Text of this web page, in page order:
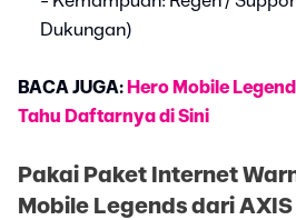
Dukungan)
BACA JUGA: Hero Mobile
Tahu Daftarnya di Sini
Pakai Paket Internet
Mobile Legends dari